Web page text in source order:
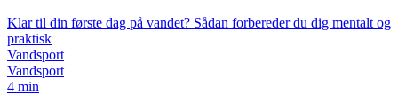
Klar til din første dag på vandet? Sådan forbereder du dig mentalt og
praktisk
Vandsport
Vandsport
4 min